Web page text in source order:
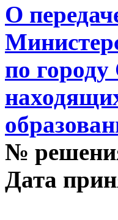
О
по
№
Дата